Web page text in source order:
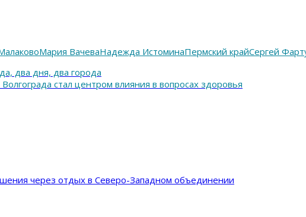
Мария ВачеваНадежда ИстоминаПермский крайСергей
два дня, два города
стал центром влияния в вопросах здоровья
через отдых в Северо-Западном объединении